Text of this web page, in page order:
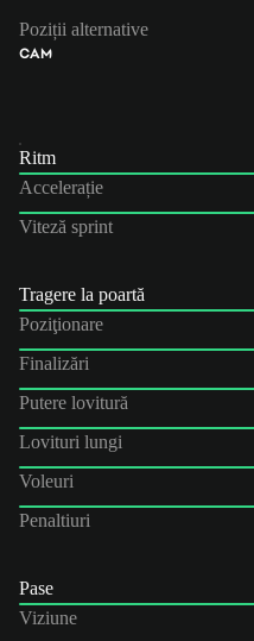
Poziții alternative
CAM
Ritm
Accelerație
Viteză sprint
Tragere la poartă
Poziţionare
Finalizări
Putere lovitură
Lovituri lungi
Voleuri
Penaltiuri
Pase
Viziune